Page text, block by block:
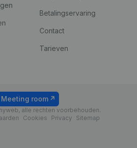
Betalingservaring
Contact
Tarieven
alle rechten voorbehouden.
Cookies Privacy Sitemap
Meeting room